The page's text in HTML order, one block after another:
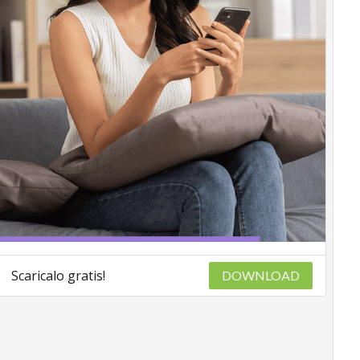
Scaricalo gratis! DOWNLOAD